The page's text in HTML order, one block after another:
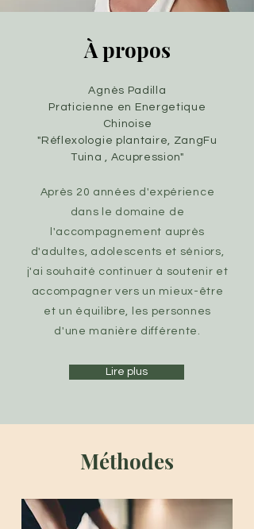
À propos
Agnès Padilla
Praticienne en Energetique
Chinoise
"Réflexologie plantaire, ZangFu
Tuina , Acupression"
Après 20 années d'expérience
dans le domaine de
l'accompagnement auprès
d'adultes, adolescents et séniors,
j'ai souhaité continuer à soutenir et
accompagner vers un mieux-être
et un équilibre, les personnes
d'une manière différente.
Lire plus
Méthodes